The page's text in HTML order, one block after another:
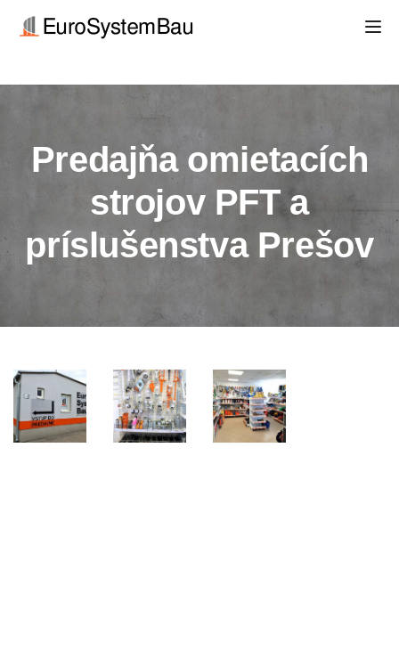
Predajňa omietacích
strojov PFT a
príslušenstva Prešov